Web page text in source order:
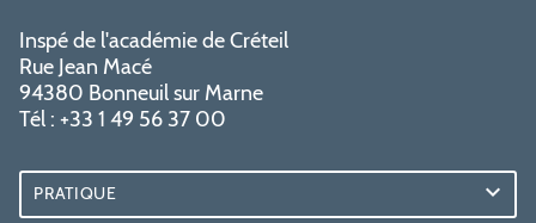
Inspé de l'académie de Créteil
Rue Jean Macé
94380 Bonneuil sur Marne
Tél : +33 1 49 56 37 00
PRATIQUE